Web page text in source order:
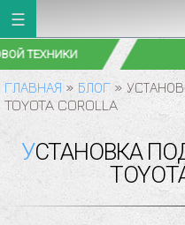
ШУМОИЗОЛЯЦИЯ
ГЛАВНАЯ » БЛОГ »
TOYOTA COROLLA
УСТАНОВКА ПОДОГРЕВА СИДЕНИЙ